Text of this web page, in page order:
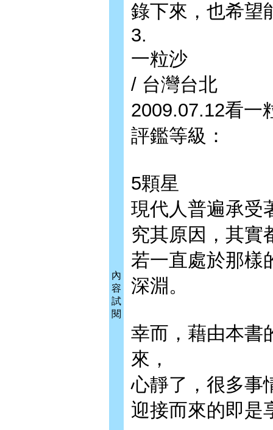
內
容
試
閱
錄下來，也希望
3.
一粒沙
/ 台灣台北
2009.07.12看一
評鑑等級：
5顆星
現代人普遍承受
究其原因，其實
若一直處於那樣
深淵。
幸而，藉由本書
來，
心靜了，很多事
迎接而來的即是